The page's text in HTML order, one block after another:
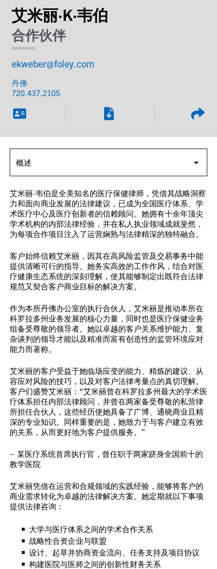
艾米丽·K·韦伯
合作伙伴
ekweber@foley.com
丹佛
720.437.2105
艾米丽·韦伯是全美知名的医疗保健律师，凭借其战略洞察
力和面向商业发展的法律建议，已成为全国医疗体系、学
术医疗中心及医疗创新者的信赖顾问。她拥有十余年顶尖
学术机构的内部法律经验，并在私人执业领域成就斐然，
为每项合作项目注入了运营娴熟与法律精深的独特融合。
客户始终信赖艾米丽，因其在高风险监管及交易事务中能
提供清晰可行的指导。她务实高效的工作作风，结合对医
疗健康生态系统的深刻理解，使其能够制定出既符合法律
规范又契合客户商业目标的解决方案。
作为本所丹佛办公室的执行合伙人，艾米丽是推动本所在
科罗拉多州业务发展的核心力量，同时也是医疗保健业务
组备受尊敬的领导者。她以卓越的客户关系维护能力、复
杂谈判的领导才能以及精准而富有创造性的监管环境应对
能力而著称。
艾米丽的客户受益于她临场应变的能力、精炼的建议、从
容应对风险的技巧，以及对客户法律考量点的真切理解。
客户们盛赞艾米丽：“艾米丽曾在科罗拉多州最大的学术医
疗体系担任内部法律顾问，并曾在两家备受尊敬的私营律
所担任合伙人，这些经历使她具备了广博、通晓商业且精
深的专业知识。同样重要的是，她致力于与客户建立有效
的关系，从而更好地为客户提供服务。”
– 某医疗系统首席执行官，曾任职于两家跻身全国前十的
教学医院
艾米丽凭借在运营和合规领域的实践经验，能够将客户的
商业需求转化为卓越的法律解决方案。她定期就以下事项
提供法律咨询：
大学与医疗体系之间的学术合作关系
战略性合资企业与联盟
设计、起草并协商资金流向、任务支持及项目协议
构建医院与医师之间的创新性财务关系